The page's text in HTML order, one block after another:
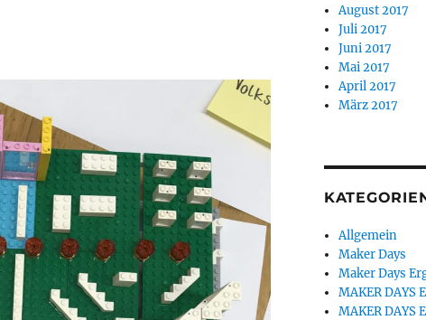
August 2017
Juli 2017
Juni 2017
Mai 2017
April 2017
März 2017
Allgemein
Maker Days
Maker Days
MAKER DAYS
MAKER DAYS